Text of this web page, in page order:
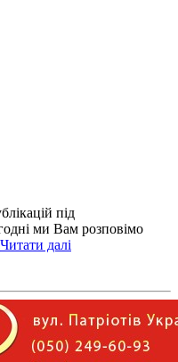
під
ми Вам розповімо
Читати далі